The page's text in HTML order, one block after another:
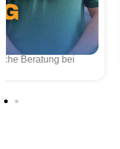
Ihre Sendung bei